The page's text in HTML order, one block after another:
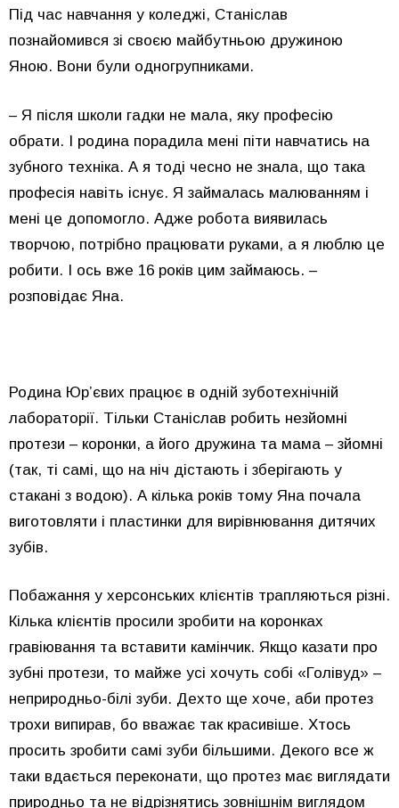
Під час навчання у коледжі, Станіслав
познайомився зі своєю майбутньою дружиною
Яною. Вони були одногрупниками.
– Я після школи гадки не мала, яку професію
обрати. І родина порадила мені піти навчатись на
зубного техніка. А я тоді чесно не знала, що така
професія навіть існує. Я займалась малюванням і
мені це допомогло. Адже робота виявилась
творчою, потрібно працювати руками, а я люблю це
робити. І ось вже 16 років цим займаюсь. –
розповідає Яна.
Родина Юр’євих працює в одній зуботехнічній
лабораторії. Тільки Станіслав робить незйомні
протези – коронки, а його дружина та мама – зйомні
(так, ті самі, що на ніч дістають і зберігають у
стакані з водою). А кілька років тому Яна почала
виготовляти і пластинки для вирівнювання дитячих
зубів.
Побажання у херсонських клієнтів трапляються різні.
Кілька клієнтів просили зробити на коронках
гравіювання та вставити камінчик. Якщо казати про
зубні протези, то майже усі хочуть собі «Голівуд» –
неприродньо-білі зуби. Дехто ще хоче, аби протез
трохи випирав, бо вважає так красивіше. Хтось
просить зробити самі зуби більшими. Декого все ж
таки вдається переконати, що протез має виглядати
природньо та не відрізнятись зовнішнім виглядом